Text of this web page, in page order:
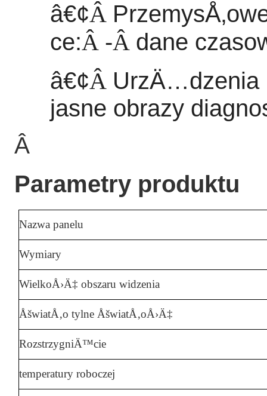
â€¢Â
ce:Â -Â dane
â€¢Â UrzÄ…dzenia
jasne obrazy
Â
Parametry produktu
Nazwa panelu
Wymiary
WielkoÅ›Ä‡ obszaru widzenia
ÅšwiatÅ‚o tylne ÅšwiatÅ‚oÅ›Ä‡
RozstrzygniÄ™cie
temperatury roboczej